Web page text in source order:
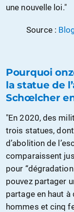
une nouvelle loi."
Source :
Pourquoi
la statue de
Schœlcher
"En 2020, des
trois statues,
d’abolition de
comparaissent
pour
pouvez partager
partage en haut
hommes et cinq